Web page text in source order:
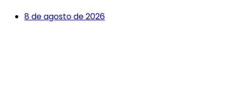
8 de agosto de 2026